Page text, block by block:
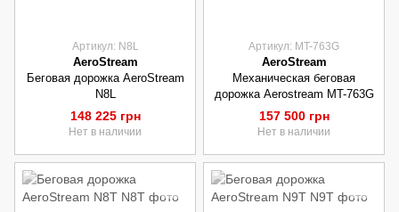
Артикул: N8L
AeroStream
Беговая дорожка AeroStream
N8L
148 225 грн
Нет в наличии
Артикул: MT-763G
AeroStream
Механическая беговая
дорожка Aerostream MT-763G
157 500 грн
Нет в наличии